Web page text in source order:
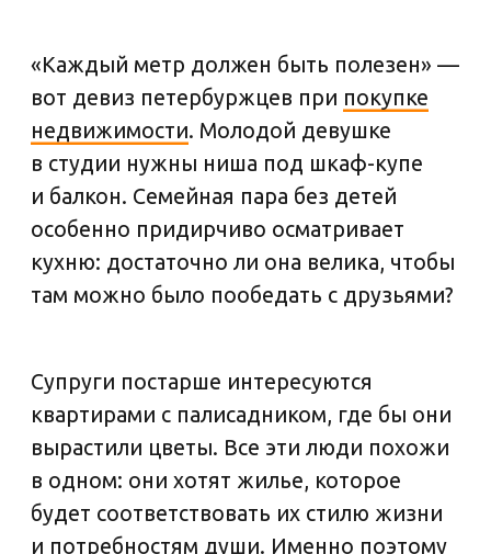
будет соответствовать их стилю жизни
и потребностям души. Именно поэтому
в современных ЖК так много квартир
с европланировкой. Долой огромные
коридоры — даешь умное зонирование.
кухней-гостиной и одной либо несколькими
спальнями. Тренд пришел к нам
из скандинавских стран, где не любят тратить
место на лишние коридоры и стены, и, в конце
концов, прижился, как родной. Ведь
в российской традиции кухня всегда была
пространством для душевного общения
ЧТО ТАКОЕ
ЕВРОПЛАНИРОВКА
И ЧЕМ ОНА ХОРОША